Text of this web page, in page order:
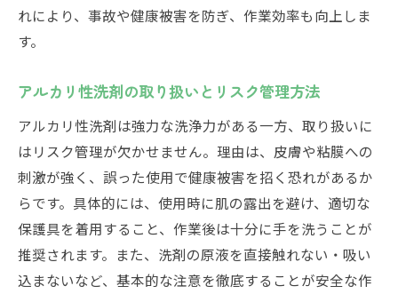
れにより、事故や健康被害を防ぎ、作業効率も向上しま
す。
アルカリ性洗剤の取り扱いとリスク管理方法
アルカリ性洗剤は強力な洗浄力がある一方、取り扱いに
はリスク管理が欠かせません。理由は、皮膚や粘膜への
刺激が強く、誤った使用で健康被害を招く恐れがあるか
らです。具体的には、使用時に肌の露出を避け、適切な
保護具を着用すること、作業後は十分に手を洗うことが
推奨されます。また、洗剤の原液を直接触れない・吸い
込まないなど、基本的な注意を徹底することが安全な作